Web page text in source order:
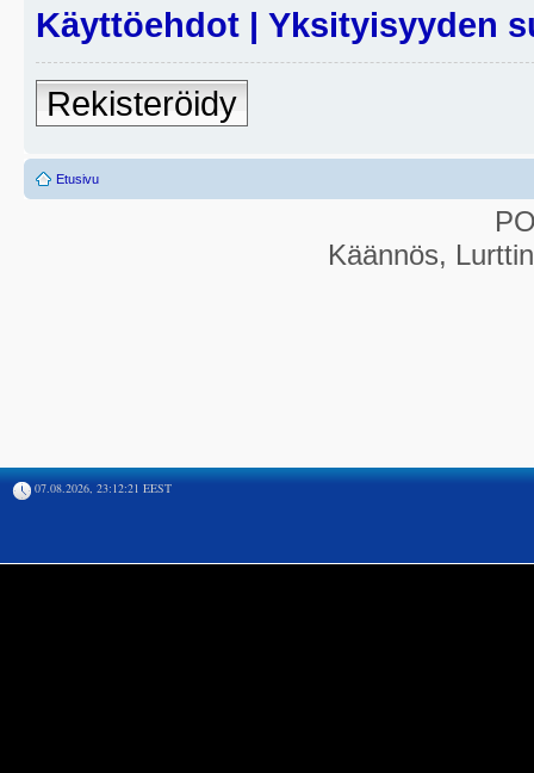
Käyttöehdot | Yksityisyyden
Rekisteröidy
Etusivu
Käännös,
07.08.2026, 23:12:21 EEST